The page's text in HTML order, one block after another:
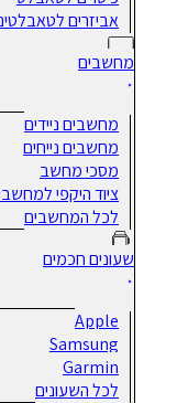
אביזרים לטאבלטים
מחשבים
מחשבים ניידים
מחשבים נייחים
מסכי מחשב
ציוד היקפי למחשבים
לכל המחשבים
שעונים חכמים
Apple
Samsung
Garmin
לכל השעונים